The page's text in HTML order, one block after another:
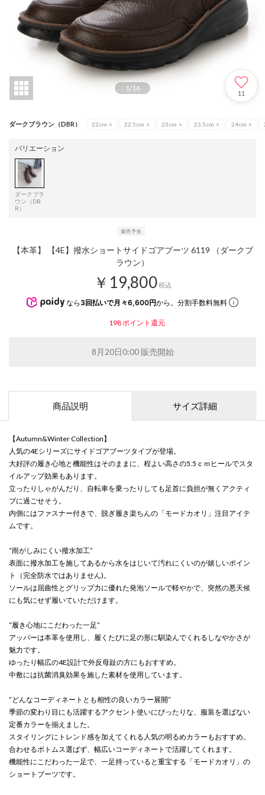
1/16
11
ダークブラウン（DBR） 22cm × 22.5cm × 23cm × 23.5cm × 24cm ×
バリエーション
ダークブラ
ウン（DB
R）
【本革】 【4E】撥水ショートサイドゴアブーツ 6119 （ダークブ
ラウン）
￥19,800税込
なら 3回払いで月々6,600円から。分割手数料無料
198ポイント還元
8月20日0:00 販売開始
商品説明 サイズ詳細
【Autumn&Winter Collection】
人気の4Eシリーズにサイドゴアブーツタイプが登場。
大好評の履き心地と機能性はそのままに、程よい高さの5.5ｃｍヒールでスタ
イルアップ効果もあります。
立ったりしゃがんだり、自転車を乗ったりしても足首に負担が無くアクティ
ブに過ごせそう。
内側にはファスナー付きで、脱ぎ履き楽ちんの「モードカオリ」注目アイテ
ムです。
“雨がしみにくい撥水加工”
表面に撥水加工を施してあるから水をはじいて汚れにくいのが嬉しいポイン
ト（完全防水ではありません)。
ソールは屈曲性とグリップ力に優れた発泡ソールで軽やかで、突然の悪天候
にも気にせず履いていただけます。
“履き心地にこだわった一足”
アッパーは本革を使用し、履くたびに足の形に馴染んでくれるしなやかさが
魅力です。
ゆったり幅広の4E設計で外反母趾の方にもおすすめ。
中敷には抗菌消臭効果を施した素材を使用しています。
“どんなコーディネートとも相性の良いカラー展開”
季節の変わり目にも活躍するアクセント使いにぴったりな、服装を選ばない
定番カラーを揃えました。
スタイリングにトレンド感を加えてくれる人気の明るめカラーもおすすめ。
合わせるボトムス選ばず、幅広いコーディネートで活躍してくれます。
機能性にこだわった一足で、一足持っていると重宝する「モードカオリ」の
ショートブーツです。